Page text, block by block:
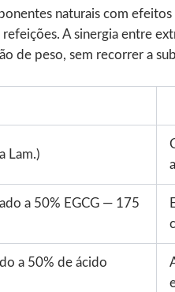
naturais com
A sinergia entre
de peso, sem recorrer a
Lam.)
a 50% EGCG — 175
a 50% de ácido